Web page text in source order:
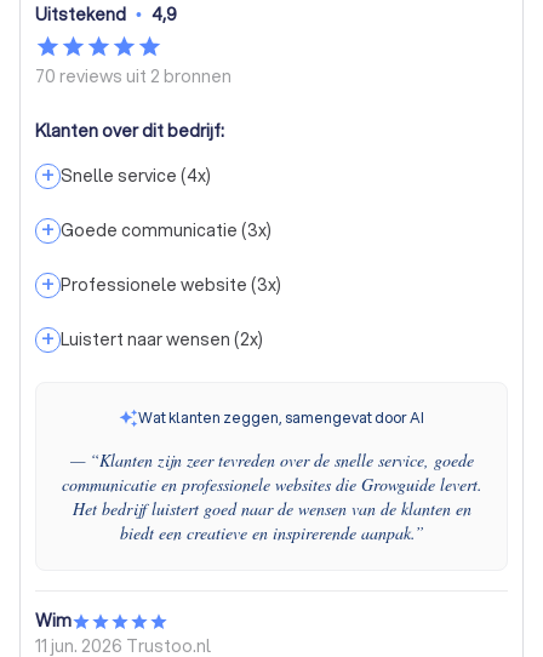
Uitstekend • 4,9
70 reviews uit 2 bronnen
Klanten over dit bedrijf:
+ Snelle service (4x)
+ Goede communicatie (3x)
+ Professionele website (3x)
+ Luistert naar wensen (2x)
Wat klanten zeggen, samengevat door AI
— “Klanten zijn zeer tevreden over de snelle service, goede
communicatie en professionele websites die Growguide levert.
Het bedrijf luistert goed naar de wensen van de klanten en
biedt een creatieve en inspirerende aanpak.”
Wim
11 jun. 2026 Trustoo.nl